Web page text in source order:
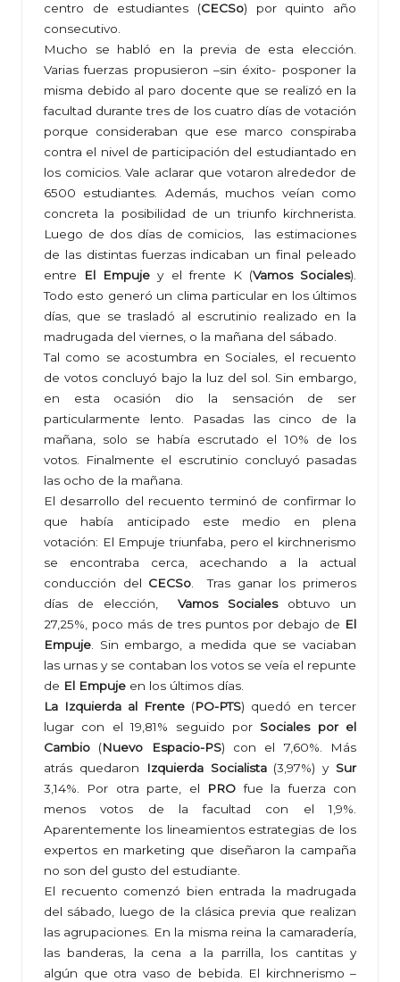
centro de estudiantes (CECSo) por quinto año
consecutivo.
Mucho se habló en la previa de esta elección.
Varias fuerzas propusieron –sin éxito- posponer la
misma debido al paro docente que se realizó en la
facultad durante tres de los cuatro días de votación
porque consideraban que ese marco conspiraba
contra el nivel de participación del estudiantado en
los comicios. Vale aclarar que votaron alrededor de
6500 estudiantes. Además, muchos veían como
concreta la posibilidad de un triunfo kirchnerista.
Luego de dos días de comicios, las estimaciones
de las distintas fuerzas indicaban un final peleado
entre
El Empuje y el frente K (Vamos Sociales).
Todo esto generó un clima particular en los últimos
días, que se trasladó al escrutinio realizado en la
madrugada del viernes, o la mañana del sábado.
Tal como se acostumbra en Sociales, el recuento
de votos concluyó bajo la luz del sol. Sin embargo,
en esta ocasión dio la sensación de ser
particularmente lento. Pasadas las cinco de la
mañana, solo se había escrutado el 10% de los
votos. Finalmente el escrutinio concluyó pasadas
las ocho de la mañana.
El desarrollo del recuento terminó de confirmar lo
que había anticipado este medio en plena
votación: El Empuje triunfaba, pero el kirchnerismo
se encontraba cerca, acechando a la actual
conducción del CECSo . Tras ganar los primeros
días de elección, Vamos Socialesobtuvo un
27,25%, poco más de tres puntos por debajo de El
Empuje . Sin embargo, a medida que se vaciaban
las urnas y se contaban los votos se veía el repunte
de El Empuje en los últimos días.
La Izquierda al Frente (PO-PTS) quedó en tercer
lugar con el 19,81% seguido porSociales por el
Cambio (Nuevo Espacio-PS) con el 7,60%. Más
atrás quedaron
Izquierda Socialista(3,97%) ySur
3,14%. Por otra parte, el
PRO fue la fuerza con
menos votos de la facultad con el 1,9%.
Aparentemente los lineamientos estrategias de los
expertos en marketing que diseñaron la campaña
no son del gusto del estudiante.
El recuento comenzó bien entrada la madrugada
del sábado, luego de la clásica previa que realizan
las agrupaciones. En la misma reina la camaradería,
las banderas, la cena a la parrilla, los cantitas y
algún que otra vaso de bebida. El kirchnerismo –